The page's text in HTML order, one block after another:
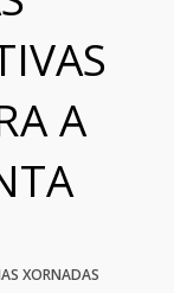
A
XORNADAS